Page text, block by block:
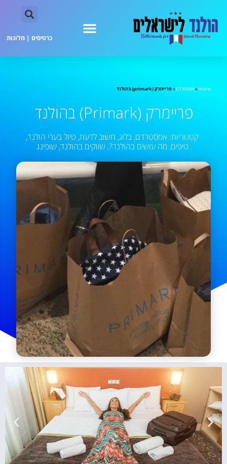
כרטיסים | מלונות
Home
»אמסטרדם»פריימרק (primark) בהולנד
פריימרק (primark) בהולנד
קטגוריות: אמסטרדם, בלוג, חשוב לדעת, טיול בערי הולנד,
טיפים, מה עושים בהולנד?,שווקים בהולנד,שופינג